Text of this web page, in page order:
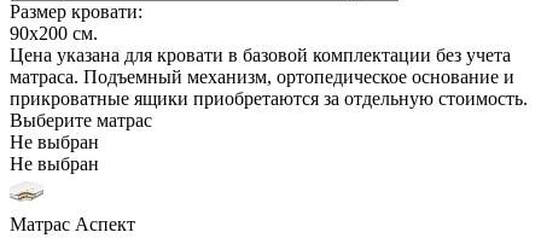
Размер кровати:
90x200 см.
Цена указана для кровати в базовой комплектации без учета
матраса. Подъемный механизм, ортопедическое основание и
прикроватные ящики приобретаются за отдельную стоимость.
Выберите матрас
Не выбран
Не выбран
Матрас Аспект